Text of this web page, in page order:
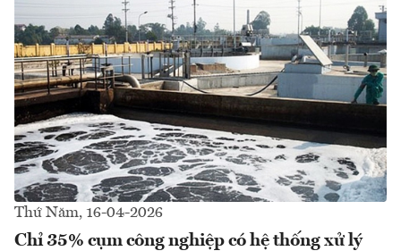
Thứ Năm, 16-04-2026
Chỉ 35% cụm công nghiệp có hệ thống xử lý